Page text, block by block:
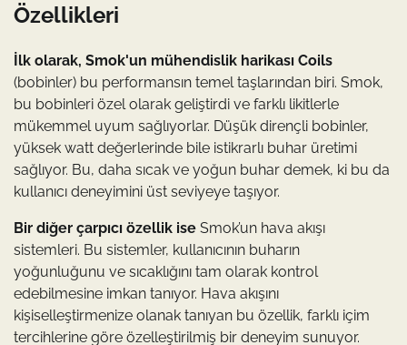
Özellikleri
İlk olarak, Smok'un mühendislik harikası Coils
(bobinler) bu performansın temel taşlarından biri. Smok,
bu bobinleri özel olarak geliştirdi ve farklı likitlerle
mükemmel uyum sağlıyorlar. Düşük dirençli bobinler,
yüksek watt değerlerinde bile istikrarlı buhar üretimi
sağlıyor. Bu, daha sıcak ve yoğun buhar demek, ki bu da
kullanıcı deneyimini üst seviyeye taşıyor.
Bir diğer çarpıcı özellik ise Smok’un hava akışı
sistemleri. Bu sistemler, kullanıcının buharın
yoğunluğunu ve sıcaklığını tam olarak kontrol
edebilmesine imkan tanıyor. Hava akışını
kişiselleştirmenize olanak tanıyan bu özellik, farklı içim
tercihlerine göre özelleştirilmiş bir deneyim sunuyor.